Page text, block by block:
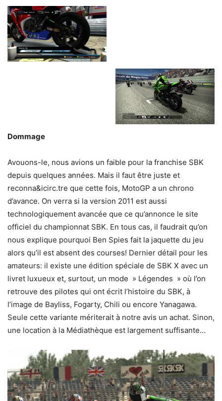
Dommage
Avouons-le, nous avions un faible pour la franchise SBK
depuis quelques années. Mais il faut être juste et
reconna&icirc.tre que cette fois, MotoGP a un chrono
d’avance. On verra si la version 2011 est aussi
technologiquement avancée que ce qu’annonce le site
officiel du championnat SBK. En tous cas, il faudrait qu’on
nous explique pourquoi Ben Spies fait la jaquette du jeu
alors qu’il est absent des courses! Dernier détail pour les
amateurs: il existe une édition spéciale de SBK X avec un
livret luxueux et, surtout, un mode » Légendes » où l’on
retrouve des pilotes qui ont écrit l’histoire du SBK, à
l’image de Bayliss, Fogarty, Chili ou encore Yanagawa.
Seule cette variante mériterait à notre avis un achat. Sinon,
une location à la Médiathèque est largement suffisante…